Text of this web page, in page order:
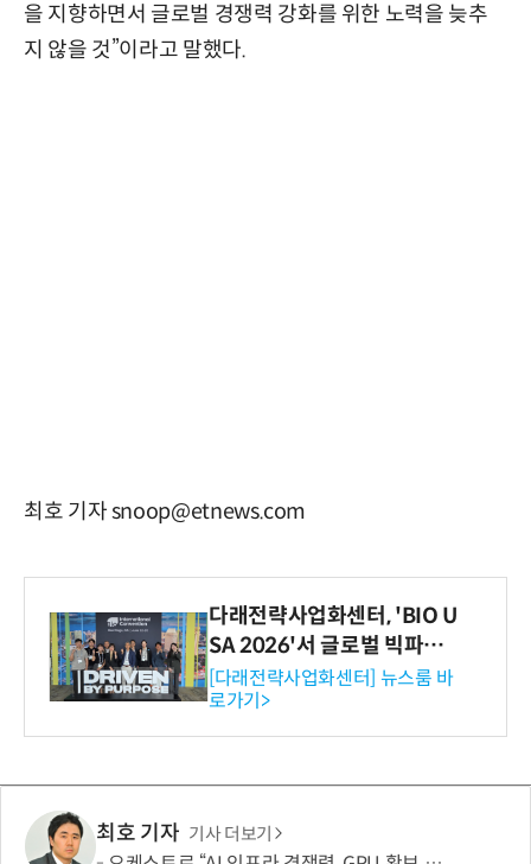
을 지향하면서 글로벌 경쟁력 강화를 위한 노력을 늦추
지 않을 것”이라고 말했다.
최호 기자 snoop@etnews.com
다래전략사업화센터, 'BIO U
SA 2026'서 글로벌 빅파마
와의 비즈니스 미팅 지원…K
-바이오 해외 진출 교두보 확
보
[다래전략사업화센터] 뉴스룸 바
로가기>
최호 기자 기사 더보기